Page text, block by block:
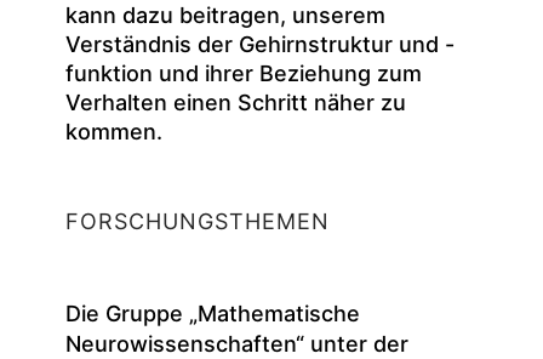
kann dazu beitragen, unserem
Verständnis der Gehirnstruktur und -
funktion und ihrer Beziehung zum
Verhalten einen Schritt näher zu
kommen.
FORSCHUNGSTHEMEN
Die Gruppe „Mathematische
Neurowissenschaften“ unter der